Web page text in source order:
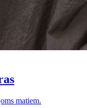
matiem.